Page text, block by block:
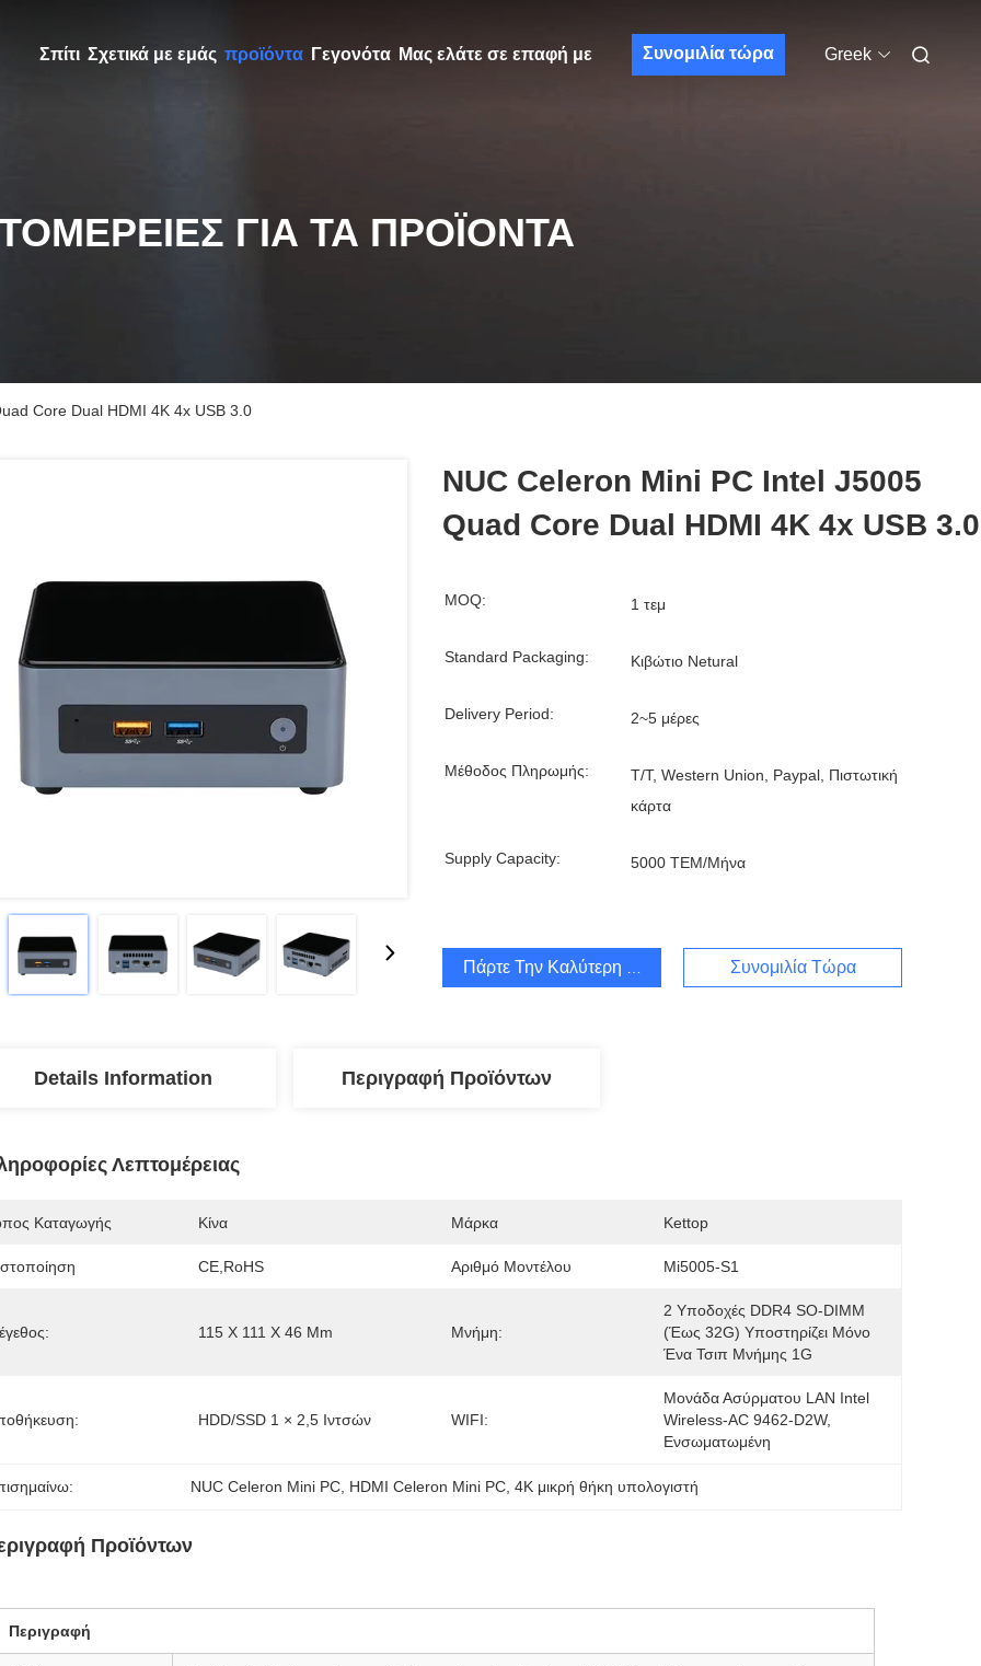
Σπίτι Σχετικά με εμάς προϊόντα Γεγονότα Μας ελάτε σε επαφή με Συνομιλία τώρα Greek
ΓΙΑ ΤΑ ΠΡΟΪΌΝΤΑ
Core Dual HDMI 4K 4x USB 3.0
NUC Celeron Mini PC Intel J5005
Quad Core Dual HDMI 4K 4x USB 3.0
MOQ: 1 τεμ
Standard Packaging: Κιβώτιο Netural
Delivery Period: 2~5 μέρες
Μέθοδος Πληρωμής:
T/T, Western Union, Paypal, Πιστωτική
κάρτα
Supply Capacity: 5000 ΤΕΜ/Μήνα
Πάρτε Την Καλύτερη Τιμή Συνομιλία Τώρα
Details Information Περιγραφή Προϊόντων
Λεπτομέρειας
Καταγωγής Κίνα Μάρκα Kettop
CE,RoHS Αριθμό Μοντέλου Mi5005-S1
115 X 111 X 46 Mm Μνήμη:
2 Υποδοχές DDR4 SO-DIMM
(έως 32G) Υποστηρίζει Μόνο
Ένα Τσιπ Μνήμης 1G
HDD/SSD 1 × 2,5 Ιντσών WIFI:
Μονάδα Ασύρματου LAN Intel
Wireless-AC 9462-D2W,
Ενσωματωμένη
NUC Celeron Mini PC HDMI Celeron Mini PC , 4K μικρή θήκη υπολογιστή
Προϊόντων
Περιγραφή